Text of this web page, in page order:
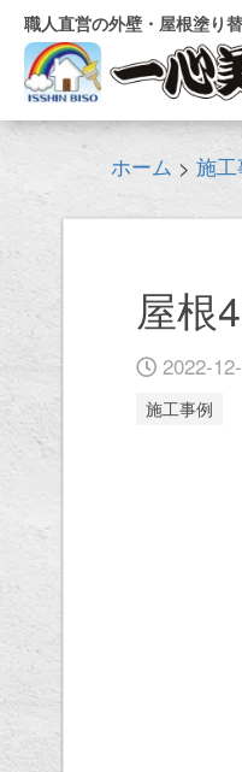
職人直営の外壁・屋根塗り
ホーム > 施
屋根
2022-
施工事例